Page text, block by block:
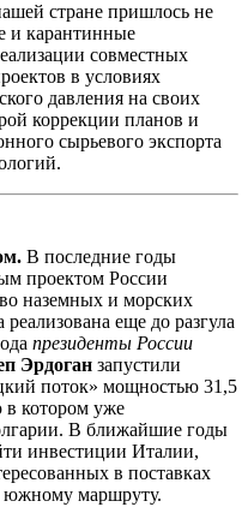
стране пришлось не
и карантинные
совместных
в условиях
давления на своих
коррекции планов и
сырьевого экспорта
В последние годы
проектом России
наземных и морских
еще до разгула
президенты России
Эрдоган запустили
поток» мощностью 31,5
в котором уже
В ближайшие годы
инвестиции Италии,
в поставках
южному маршруту.